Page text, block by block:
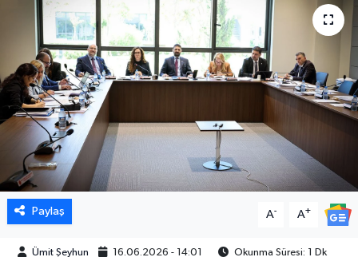
Paylaş A- A+
Ümit Şeyhun 16.06.2026 - 14:01 Okunma Süresi: 1 Dk